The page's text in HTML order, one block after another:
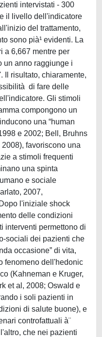
intervistati - 300
il livello dell'indicatore
del trattamento,
sono pià¹ evidenti. La
a 6,667 mentre per
un anno raggiunge i
Il risultato, chiaramente,
di fare delle
Gli stimoli
compongono un
una “human
e 2002; Bell, Bruhns
favoriscono una
a stimoli frequenti
una spinta
e sociale
2007,
l'iniziale shock
delle condizioni
interventi permettono di
sociali dei pazienti che
occasione” di vita,
fenomeno dell'hedonic
(Kahneman e Kruger,
et al, 2008; Oswald e
i soli pazienti in
di salute buone), e
controfattuali à¨
che nei pazienti